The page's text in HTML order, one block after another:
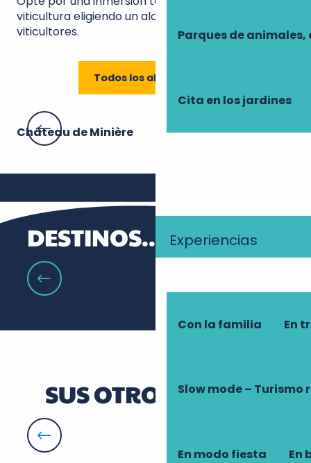
Parques de
Cita en los jardines
Experiencias
Con la familia En
Slow mode – Turismo
En modo fiesta En
viticultura eligiendo un alojamiento propiedad de
viticultores.
Todos los alojamientos
Château de Minière
DESTINOS... ¡VIÑEDOS!
SUS OTROS DESEOS
Consejos del jardinero de Chenonceau